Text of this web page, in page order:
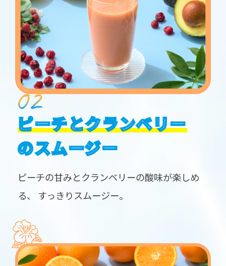
ピーチとクランベリー
のスムージー
ピーチの甘みとクランベリーの酸味が楽しめ
る、
すっきりスムージー。